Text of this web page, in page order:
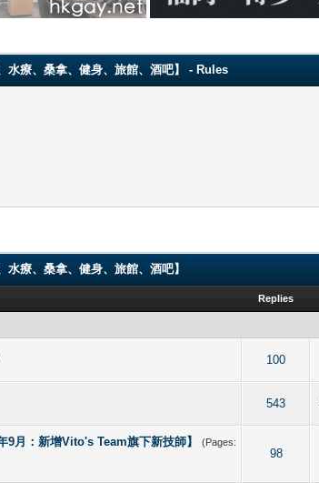
療、桑拿、健身、旅館、酒吧】 - Rules
療、桑拿、健身、旅館、酒吧】
Replies
100
543
月：新增Vito's Team旗下新技師】
(Pages:
98